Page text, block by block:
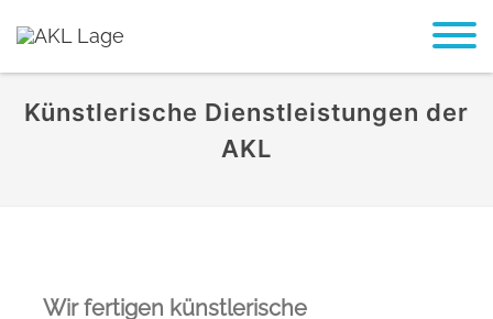
Künstlerische Dienstleistungen der
AKL
Wir fertigen künstlerische